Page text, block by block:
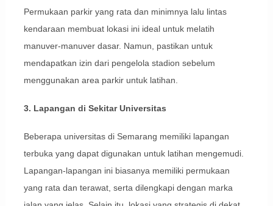
Permukaan parkir yang rata dan minimnya lalu lintas
kendaraan membuat lokasi ini ideal untuk melatih
manuver-manuver dasar. Namun, pastikan untuk
mendapatkan izin dari pengelola stadion sebelum
menggunakan area parkir untuk latihan.
3. Lapangan di Sekitar Universitas
Beberapa universitas di Semarang memiliki lapangan
terbuka yang dapat digunakan untuk latihan mengemudi.
Lapangan-lapangan ini biasanya memiliki permukaan
yang rata dan terawat, serta dilengkapi dengan marka